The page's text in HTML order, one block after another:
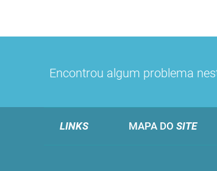
Encontrou algum problema
LINKS MAPA DO SITE